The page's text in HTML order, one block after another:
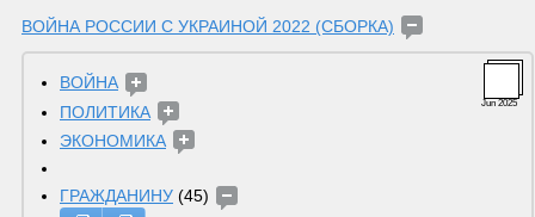
ВОЙНА РОССИИ С УКРАИНОЙ 2022 (СБОРКА)
Jun 2025
ВОЙНА
ПОЛИТИКА
ЭКОНОМИКА
ГРАЖДАНИНУ (45)